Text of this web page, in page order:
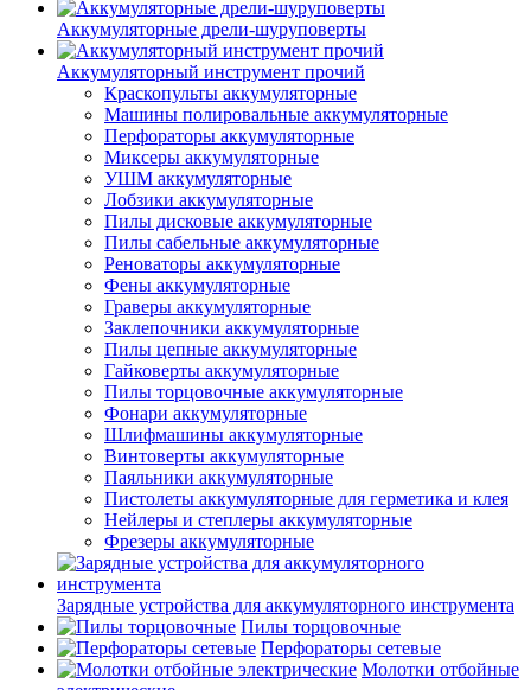
Аккумуляторные дрели-шуруповерты
Аккумуляторный инструмент прочий
Краскопульты аккумуляторные
Машины полировальные аккумуляторные
Перфораторы аккумуляторные
Миксеры аккумуляторные
УШМ аккумуляторные
Лобзики аккумуляторные
Пилы дисковые аккумуляторные
Пилы сабельные аккумуляторные
Реноваторы аккумуляторные
Фены аккумуляторные
Граверы аккумуляторные
Заклепочники аккумуляторные
Пилы цепные аккумуляторные
Гайковерты аккумуляторные
Пилы торцовочные аккумуляторные
Фонари аккумуляторные
Шлифмашины аккумуляторные
Винтоверты аккумуляторные
Паяльники аккумуляторные
Пистолеты аккумуляторные для герметика и клея
Нейлеры и степлеры аккумуляторные
Фрезеры аккумуляторные
Зарядные устройства для аккумуляторного инструмента
Пилы торцовочные
Перфораторы сетевые
Молотки отбойные